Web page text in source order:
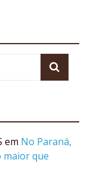
em No Paraná,
maior que